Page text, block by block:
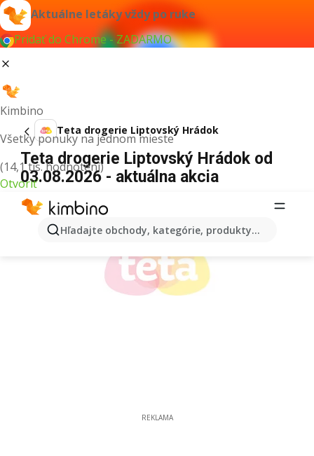
Aktuálne letáky vždy po ruke
Pridať do Chrome - ZADARMO
Kimbino
Všetky ponuky na jednom mieste
(14,1 tis. hodnotení)
Otvoriť
Hľadajte obchody, kategórie, produkty...
Teta drogerie Liptovský Hrádok
Teta drogerie Liptovský Hrádok od
03.08.2026 - aktuálna akcia
REKLAMA